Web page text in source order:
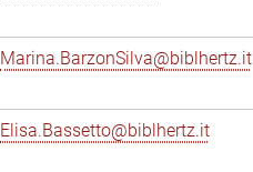
Marina.BarzonSilva@biblhertz.it
Elisa.Bassetto@biblhertz.it